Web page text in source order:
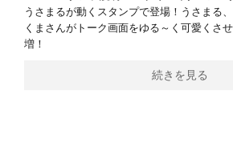
うさまるが動くスタンプで登場！うさまる
くまさんがトーク画面をゆる～く可愛くさ
増！
続きを見る